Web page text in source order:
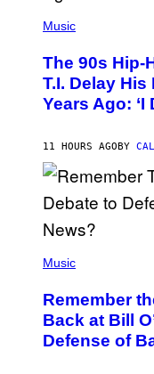
P
O
B
Y
H
N
N
U
N
E
/
I
R
E
M
Music
The 90s Hip-
T.I. Delay
Years Ago: ‘I
11 HOURS AGO BY
P
T
O
B
Y
Music
Remember
Back at Bill
Defense of